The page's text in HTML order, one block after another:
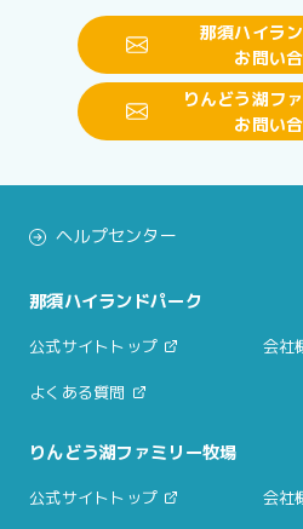
那須ハイラ
お問い
りんどう湖フ
お問い
ヘルプセンター
那須ハイランドパーク
公式サイトトップ 会社
よくある質問
りんどう湖ファミリー牧場
公式サイトトップ 会社